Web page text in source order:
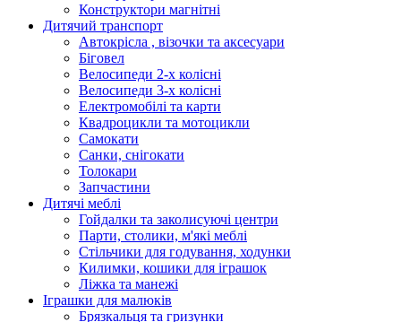
Конструктори магнітні
Дитячий транспорт
Автокрісла , візочки та аксесуари
Біговел
Велосипеди 2-х колісні
Велосипеди 3-х колісні
Електромобілі та карти
Квадроцикли та мотоцикли
Самокати
Санки, снігокати
Толокари
Запчастини
Дитячі меблі
Гойдалки та заколисуючі центри
Парти, столики, м'які меблі
Стільчики для годування, ходунки
Килимки, кошики для іграшок
Ліжка та манежі
Іграшки для малюків
Брязкальця та гризунки